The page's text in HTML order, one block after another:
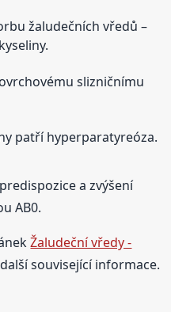
žaludečních vředů –
slizničnímu
patří hyperparatyreóza.
a zvýšení
AB0.
Žaludeční vředy -
související informace.